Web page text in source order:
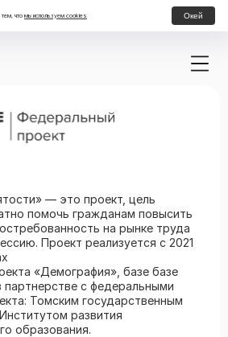
что мы используем cookies Окей
— это проект, цель
помочь гражданам повысить
на рынке труда
Проект реализуется с 2021
«Демография», базе базе
с федеральными
Томским государственным
развития
образования.